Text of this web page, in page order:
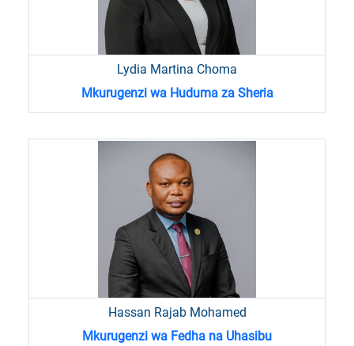
Lydia Martina Choma
Mkurugenzi wa Huduma za Sheria
Hassan Rajab Mohamed
Mkurugenzi wa Fedha na Uhasibu